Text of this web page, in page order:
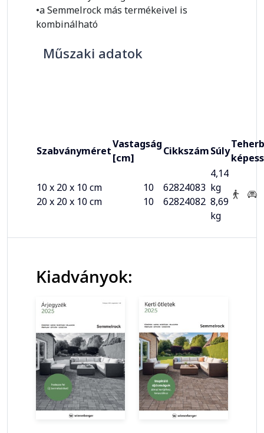
•a Semmelrock más termékeivel is
kombinálható
Műszaki adatok
Szabványméret
Vastagság
[cm]
CikkszámSúly
10 x 20 x 10 cm
20 x 20 x 10 cm
10
10
62824083
62824082
4,14
kg
8,69
kg
Kiadványok: